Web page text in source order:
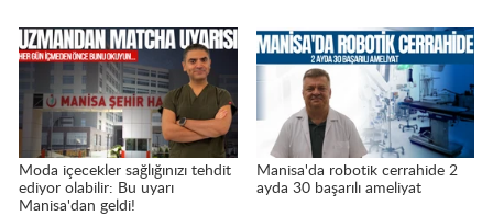
Moda içecekler sağlığınızı tehdit
ediyor olabilir: Bu uyarı
Manisa'dan geldi!
Manisa'da robotik cerrahide 2
ayda 30 başarılı ameliyat